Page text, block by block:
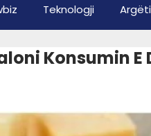
Teknologji
Konsumin E